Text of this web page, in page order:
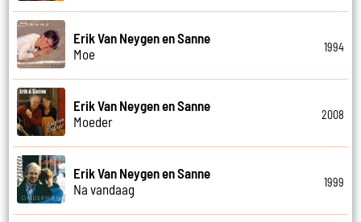
Erik Van Neygen en Sanne
Moe
1994
Erik Van Neygen en Sanne
Moeder
2008
Erik Van Neygen en Sanne
Na vandaag
1999